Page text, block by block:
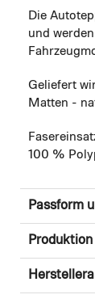
Die
und
Geliefert
Matten -
100 %
Passform
Produktion